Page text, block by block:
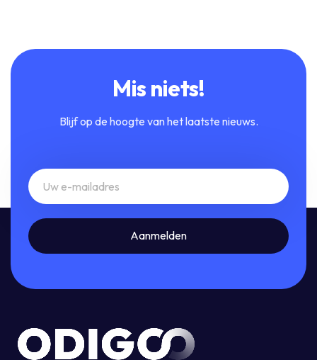
Mis niets!
Blijf op de hoogte van het laatste nieuws.